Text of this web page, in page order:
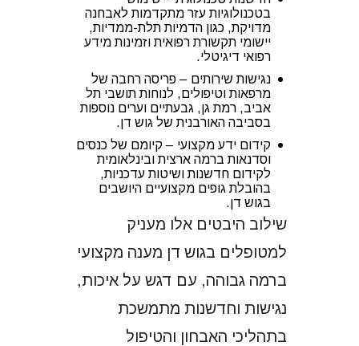
בטכנולוגיות עזר מתקדמות לאבחנה
מדויקת, כגון הדמיות תלת-ממדיות,
יישומי תקשורת רפואית וזמינות מידע
רפואי דיגיטלי.
נגישות שירותים – פריסה רחבה של
מרפאות וטיפולים, לנוחות תושבי תל
אביב, רמת גן, גבעתיים וערים נוספות
בסביבה האורבנית של גוש דן.
קידום ידע מקצועי – קיומם של כנסים
וסדנאות ברמה ארצית ובינלאומית
לקידום חדשנות ושיטות עדכניות,
בהובלת גופים מקצועיים היושבים
בגוש דן.
שילוב היבטים אלו מעניק
למטופלים בגוש דן מענה מקצועי
ברמה גבוהה, עם דגש על איכות,
נגישות וחדשנות מתמשכת
בתהליכי האבחון והטיפול